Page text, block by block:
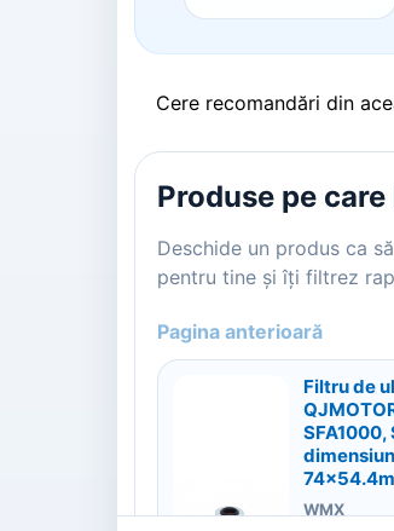
Cere recomandări din
Produse pe
Deschide un produs ca
pentru tine și îți filtrez
Pagina anterioară
Filtru de
SFA1000,
WMX